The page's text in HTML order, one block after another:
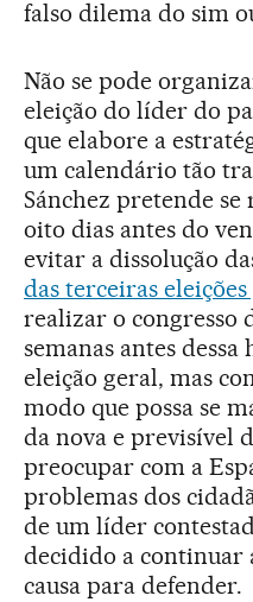
falso dilema do sim
Não se pode
eleição do líder do
que elabore a
um calendário tão
Sánchez pretende
oito dias antes do
evitar a dissolução
das terceiras
realizar o congresso
semanas antes
eleição geral, mas
modo que possa se
da nova e previsível
preocupar com a
problemas dos
de um líder
decidido a continuar
causa para defender.